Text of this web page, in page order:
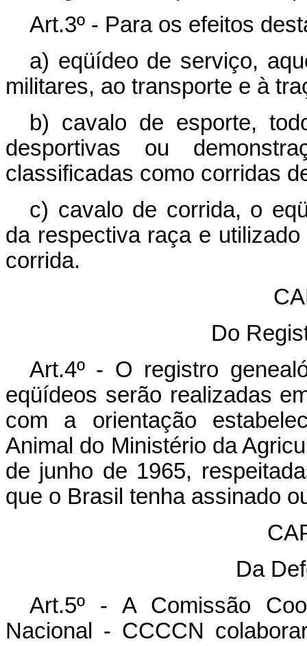
Art.3º - Para os efeitos
a) eqüídeo de serviço,
militares, ao transporte e à
b) cavalo de esporte,
desportivas ou
classificadas como corridas
c) cavalo de corrida, o
da respectiva raça e
corrida.
Do
Art.4º - O registro
eqüídeos serão realizadas
com a orientação
Animal do Ministério da
de junho de 1965,
que o Brasil tenha assinado
Da
Art.5º - A Comissão
Nacional - CCCCN